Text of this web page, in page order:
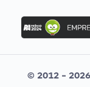
Concurso Ibama
Concurso MPU
Editais publicados
© 2012 -